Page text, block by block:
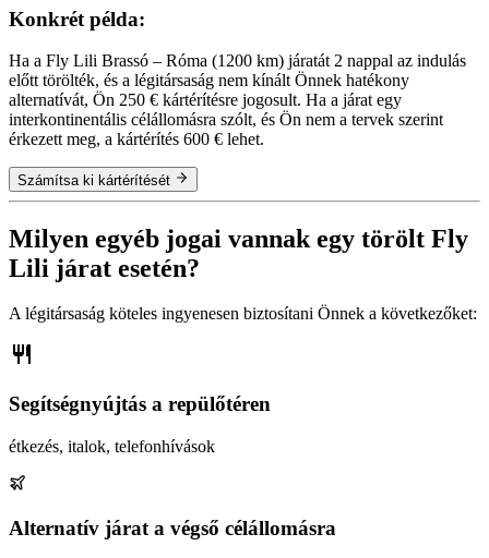
Konkrét példa:
Ha a Fly Lili Brassó – Róma (1200 km) járatát 2 nappal az indulás
előtt törölték, és a légitársaság nem kínált Önnek hatékony
alternatívát, Ön 250 € kártérítésre jogosult. Ha a járat egy
interkontinentális célállomásra szólt, és Ön nem a tervek szerint
érkezett meg, a kártérítés 600 € lehet.
Számítsa ki kártérítését
Milyen egyéb jogai vannak egy törölt Fly
Lili járat esetén?
A légitársaság köteles ingyenesen biztosítani Önnek a következőket:
Segítségnyújtás a repülőtéren
étkezés, italok, telefonhívások
Alternatív járat a végső célállomásra